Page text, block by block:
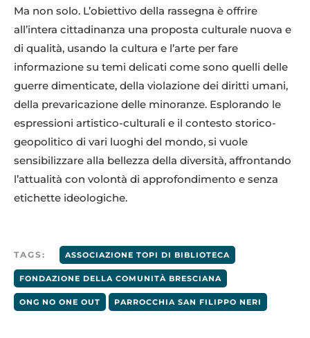
Ma non solo. L’obiettivo della rassegna è offrire
all’intera cittadinanza una proposta culturale nuova e
di qualità, usando la cultura e l’arte per fare
informazione su temi delicati come sono quelli delle
guerre dimenticate, della violazione dei diritti umani,
della prevaricazione delle minoranze. Esplorando le
espressioni artistico-culturali e il contesto storico-
geopolitico di vari luoghi del mondo, si vuole
sensibilizzare alla bellezza della diversità, affrontando
l’attualità con volontà di approfondimento e senza
etichette ideologiche.
TAGS: ASSOCIAZIONE TOPI DI BIBLIOTECA
FONDAZIONE DELLA COMUNITÀ BRESCIANA
ONG NO ONE OUT PARROCCHIA SAN FILIPPO NERI